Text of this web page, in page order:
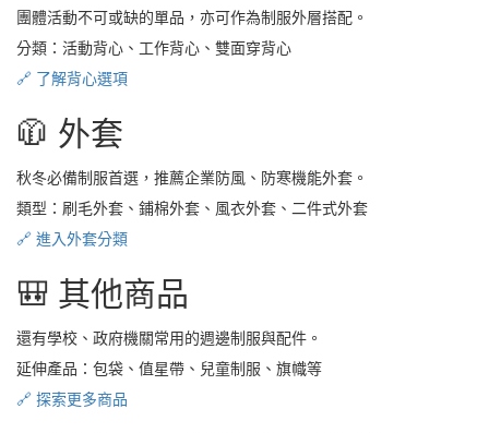
團體活動不可或缺的單品，亦可作為制服外層搭配。
分類：活動背心、工作背心、雙面穿背心
🔗 了解背心選項
🧥 外套
秋冬必備制服首選，推薦企業防風、防寒機能外套。
類型：刷毛外套、鋪棉外套、風衣外套、二件式外套
🔗 進入外套分類
🎒 其他商品
還有學校、政府機關常用的週邊制服與配件。
延伸產品：包袋、值星帶、兒童制服、旗幟等
🔗 探索更多商品